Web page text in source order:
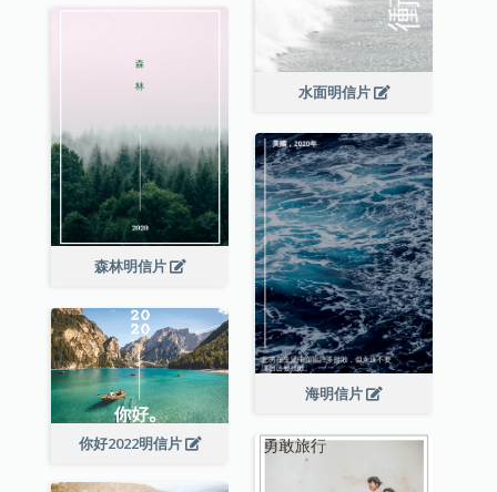
水面明信片
森林明信片
海明信片
你好2022明信片